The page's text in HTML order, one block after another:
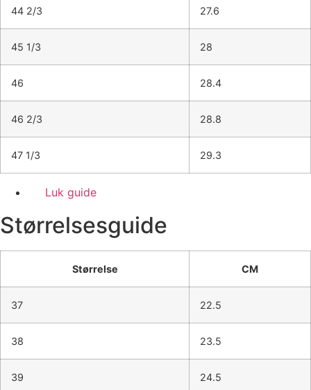
44 2/3 27.6
45 1/3 28
46 28.4
46 2/3 28.8
47 1/3 29.3
Luk guide
Størrelsesguide
Størrelse CM
37 22.5
38 23.5
39 24.5